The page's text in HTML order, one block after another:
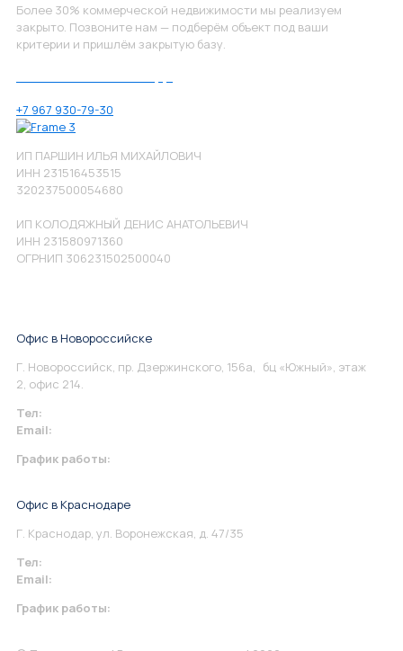
Более 30% коммерческой недвижимости мы реализуем
закрыто. Позвоните нам — подберём объект под ваши
критерии и пришлём закрытую базу.
+7 967 930-79-30
ИП ПАРШИН ИЛЬЯ МИХАЙЛОВИЧ
ИНН 231516453515
320237500054680
ИП КОЛОДЯЖНЫЙ ДЕНИС АНАТОЛЬЕВИЧ
ИНН 231580971360
ОГРНИП 306231502500040
Офис в Новороссийске
Г. Новороссийск, пр. Дзержинского, 156а, бц «Южный», этаж
2, офис 214.
Тел:
Email:
График работы:
Офис в Краснодаре
Г. Краснодар, ул. Воронежская, д. 47/35
Тел:
Email:
График работы: